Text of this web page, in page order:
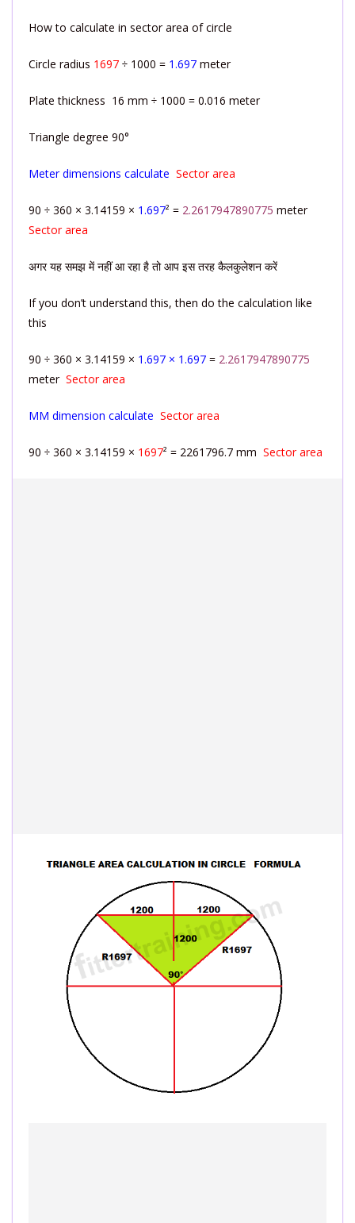
How to calculate in sector area of circle
Circle radius 1697 ÷ 1000 = 1.697 meter
Plate thickness 16 mm ÷ 1000 = 0.016 meter
Triangle degree 90°
Meter dimensions calculate Sector area
90 ÷ 360 × 3.14159 × 1.697² = 2.2617947890775 meter
Sector area
अगर यह समझ में नहीं आ रहा है तो आप इस तरह कैलकुलेशन करें
If you don’t understand this, then do the calculation like
this
90 ÷ 360 × 3.14159 × 1.697 × 1.697 = 2.2617947890775
meter Sector area
MM dimension calculate Sector area
90 ÷ 360 × 3.14159 × 1697² = 2261796.7 mm Sector area